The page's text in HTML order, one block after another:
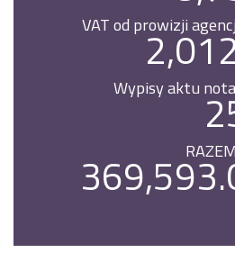
VAT od prowizji
Wypisy aktu